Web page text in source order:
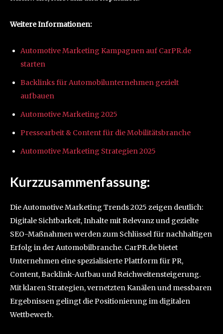
Weitere Informationen:
Automotive Marketing Kampagnen auf CarPR.de
starten
Backlinks für Automobilunternehmen gezielt
aufbauen
Automotive Marketing 2025
Pressearbeit & Content für die Mobilitätsbranche
Automotive Marketing Strategien 2025
Kurzzusammenfassung:
Die Automotive Marketing Trends 2025 zeigen deutlich:
Digitale Sichtbarkeit, Inhalte mit Relevanz und gezielte
SEO-Maßnahmen werden zum Schlüssel für nachhaltigen
Erfolg in der Automobilbranche. CarPR.de bietet
Unternehmen eine spezialisierte Plattform für PR,
Content, Backlink-Aufbau und Reichweitensteigerung.
Mit klaren Strategien, vernetzten Kanälen und messbaren
Ergebnissen gelingt die Positionierung im digitalen
Wettbewerb.